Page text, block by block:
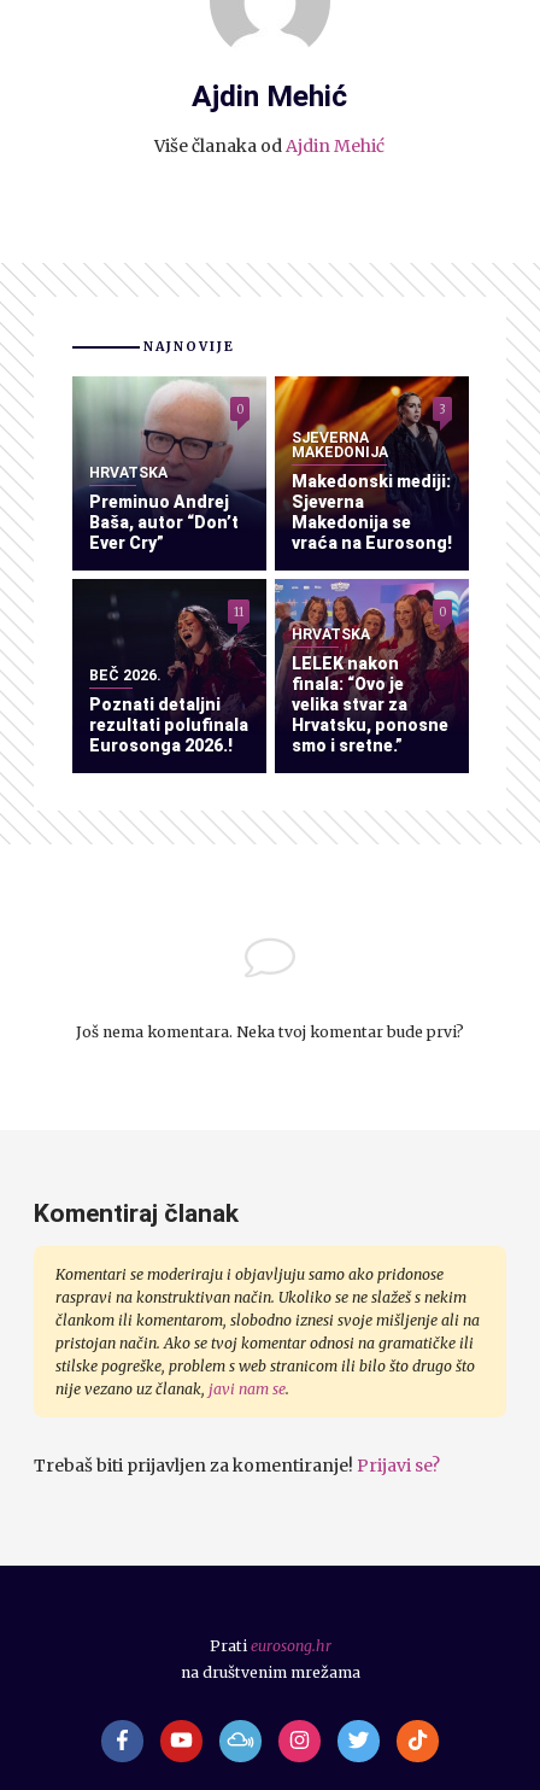
Ajdin Mehić
Više članaka odAjdin Mehić
NAJNOVIJE
HRVATSKA
Preminuo Andrej
Baša, autor “Don’t
Ever Cry”
0
SJEVERNA
MAKEDONIJA
Makedonski mediji:
Sjeverna
Makedonija se
vraća na Eurosong!
3
BEČ 2026.
Poznati detaljni
rezultati polufinala
Eurosonga 2026.!
11
HRVATSKA
LELEK nakon
finala: “Ovo je
velika stvar za
Hrvatsku, ponosne
smo i sretne.”
0
Još nema komentara. Neka tvoj komentar bude prvi?
Komentiraj članak
Komentari se moderiraju i objavljuju samo ako pridonose
raspravi na konstruktivan način. Ukoliko se ne slažeš s nekim
člankom ili komentarom, slobodno iznesi svoje mišljenje ali na
pristojan način. Ako se tvoj komentar odnosi na gramatičke ili
stilske pogreške, problem s web stranicom ili bilo što drugo što
nije vezano uz članak, javi nam se.
Trebaš biti prijavljen za komentiranje! Prijavi se?
Prati eurosong.hr
na društvenim mrežama